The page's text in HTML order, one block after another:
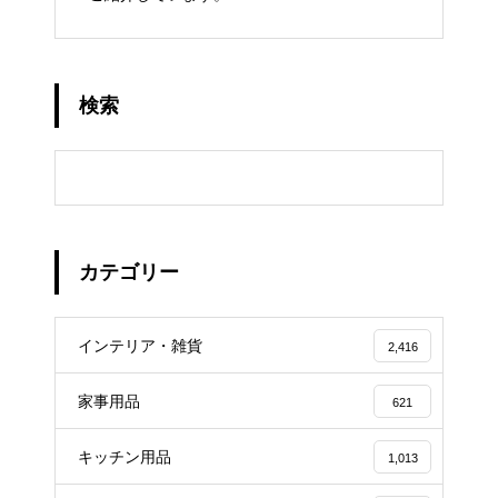
検索
カテゴリー
インテリア・雑貨 2,416
家事用品 621
キッチン用品 1,013